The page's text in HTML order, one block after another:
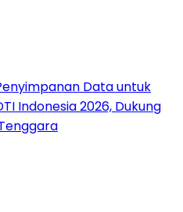
Data untuk
Indonesia 2026, Dukung